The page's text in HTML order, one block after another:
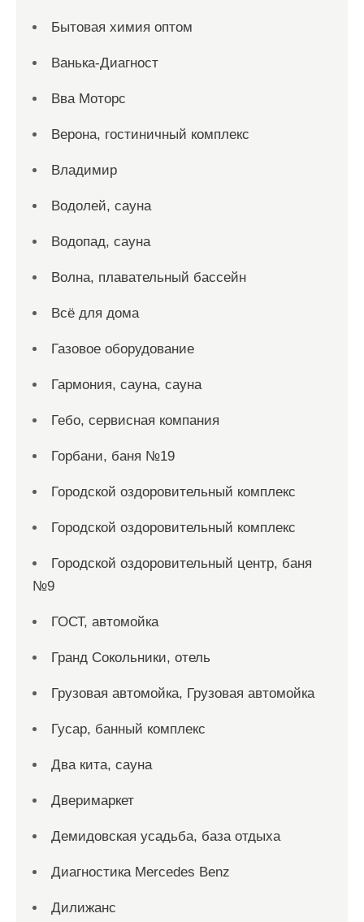
Бытовая химия оптом
Ванька-Диагност
Вва Моторс
Верона, гостиничный комплекс
Владимир
Водолей, сауна
Водопад, сауна
Волна, плавательный бассейн
Всё для дома
Газовое оборудование
Гармония, сауна, сауна
Гебо, сервисная компания
Горбани, баня №19
Городской оздоровительный комплекс
Городской оздоровительный комплекс
Городской оздоровительный центр, баня
№9
ГОСТ, автомойка
Гранд Сокольники, отель
Грузовая автомойка, Грузовая автомойка
Гусар, банный комплекс
Два кита, сауна
Дверимаркет
Демидовская усадьба, база отдыха
Диагностика Mercedes Benz
Дилижанс